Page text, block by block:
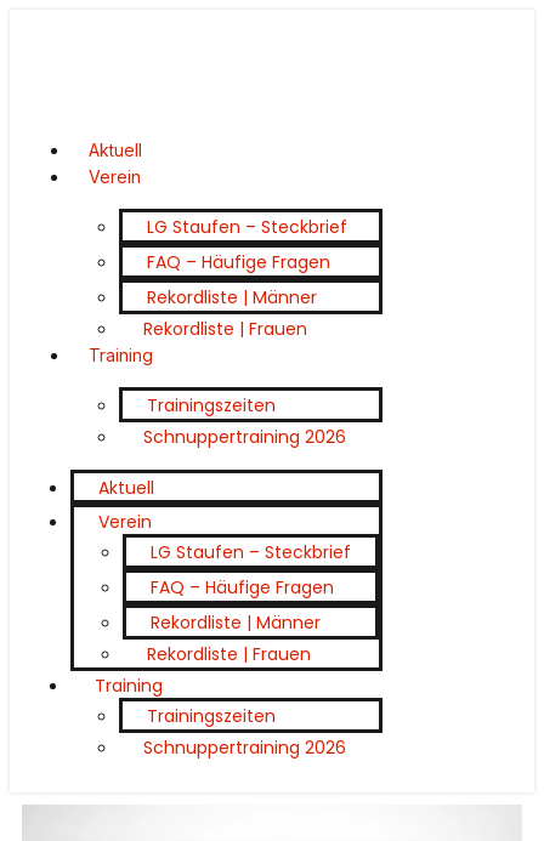
Aktuell
Verein
LG Staufen – Steckbrief
FAQ – Häufige Fragen
Rekordliste | Männer
Rekordliste | Frauen
Training
Trainingszeiten
Schnuppertraining 2026
Aktuell
Verein
LG Staufen – Steckbrief
FAQ – Häufige Fragen
Rekordliste | Männer
Rekordliste | Frauen
Training
Trainingszeiten
Schnuppertraining 2026